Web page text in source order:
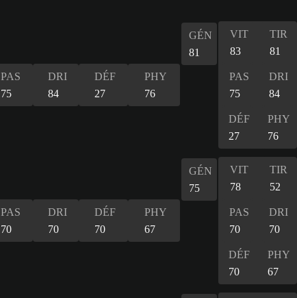
PAS
75
DRI
84
DÉF
27
PHY
76
GÉN
81
VIT
83
TIR
81
PAS
75
DRI
84
DÉF
27
PHY
76
PAS
70
DRI
70
DÉF
70
PHY
67
GÉN
75
VIT
78
TIR
52
PAS
70
DRI
70
DÉF
70
PHY
67